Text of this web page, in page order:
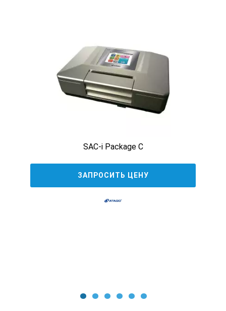
КОМПЛЕКТ ПОСТАВКИ:
электронные весы,
SAC-i Package C
ЗАПРОСИТЬ ЦЕНУ